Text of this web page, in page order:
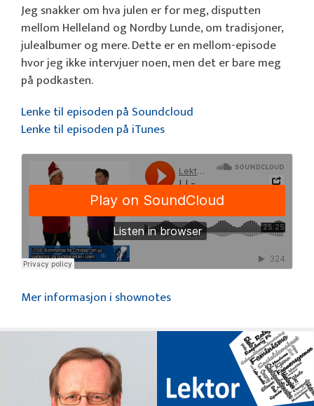
Jeg snakker om hva julen er for meg, disputten
mellom Helleland og Nordby Lunde, om tradisjoner,
julealbumer og mere. Dette er en mellom-episode
hvor jeg ikke intervjuer noen, men det er bare meg
på podkasten.
Lenke til episoden på Soundcloud
Lenke til episoden på iTunes
Mer informasjon i shownotes